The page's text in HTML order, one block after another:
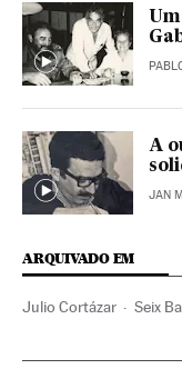
A
JAN
ARQUIVADO EM
Julio Cortázar Seix